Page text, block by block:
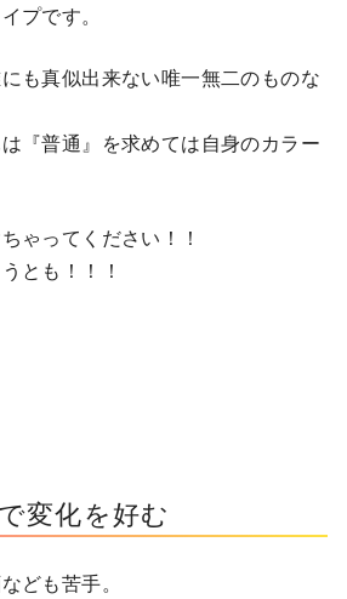
プです。
も真似出来ない唯一無二のものな
『普通』を求めては自身のカラー
ゃってください！！
とも！！！
変化を好む
ども苦手。